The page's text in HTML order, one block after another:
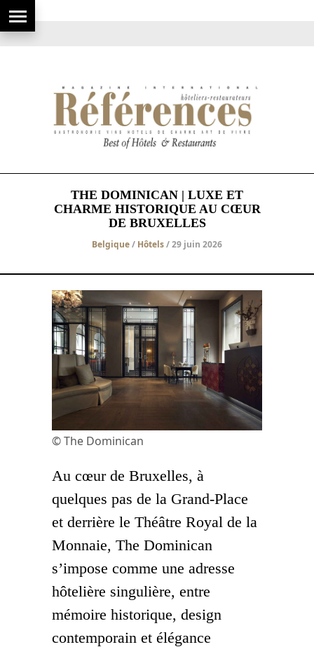
THE DOMINICAN | LUXE ET
CHARME HISTORIQUE AU CŒUR
DE BRUXELLES
Belgique/ Hôtels/ 29 juin 2026
© The Dominican
Au cœur de Bruxelles, à
quelques pas de la Grand-Place
et derrière le Théâtre Royal de la
Monnaie, The Dominican
s’impose comme une adresse
hôtelière singulière, entre
mémoire historique, design
contemporain et élégance